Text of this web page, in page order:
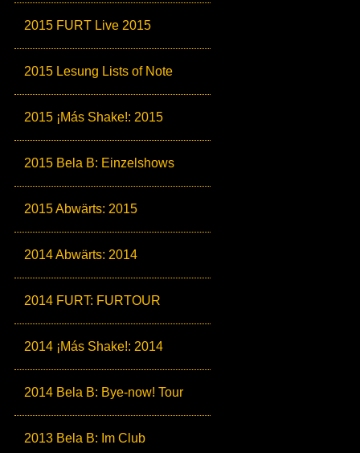
2015 FURT Live 2015
2015 Lesung Lists of Note
2015 ¡Más Shake!: 2015
2015 Bela B: Einzelshows
2015 Abwärts: 2015
2014 Abwärts: 2014
2014 FURT: FURTOUR
2014 ¡Más Shake!: 2014
2014 Bela B: Bye-now! Tour
2013 Bela B: Im Club